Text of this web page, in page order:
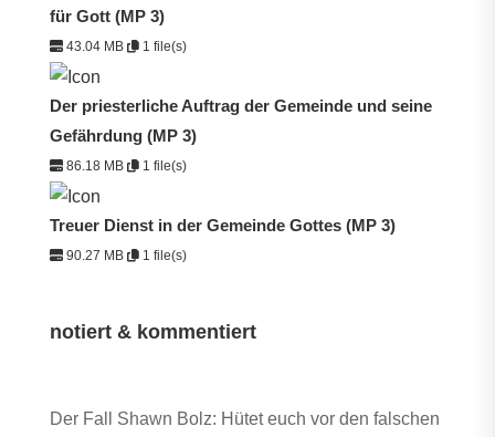
für Gott (MP 3)
43.04 MB 1 file(s)
Der priesterliche Auftrag der Gemeinde und seine
Gefährdung (MP 3)
86.18 MB 1 file(s)
Treuer Dienst in der Gemeinde Gottes (MP 3)
90.27 MB 1 file(s)
notiert & kommentiert
Der Fall Shawn Bolz: Hütet euch vor den falschen